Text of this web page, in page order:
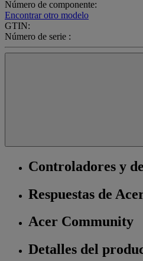
Número de componente:
Encontrar otro modelo
GTIN:
Número de serie :
Controladores y
Respuestas de
Acer Community
Detalles del